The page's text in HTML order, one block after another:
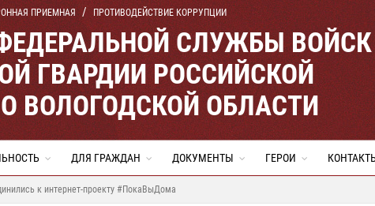
ПРИЕМНАЯ ПРОТИВОДЕЙСТВИЕ КОРРУПЦИИ
СЛУЖБЫ ВОЙСК
ГВАРДИИ РОССИЙСКОЙ
ВОЛОГОДСКОЙ ОБЛАСТИ
ДЛЯ ГРАЖДАН ДОКУМЕНТЫ ГЕРОИ
к интернет-проекту #ПокаВыДома